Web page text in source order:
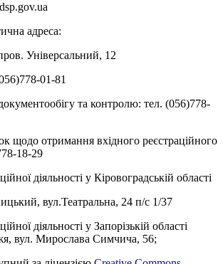
адреса:
Універсальний, 12
01-81
документообігу та контролю: тел. (056)778-
щодо отримання вхідного реєстраційного
18-29
діяльності у Кіровоградській області
вул.Театральна, 24 п/с 1/37
діяльності у Запорізькій області
вул. Мирослава Симчича, 56;